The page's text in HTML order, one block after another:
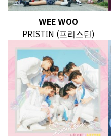
WEE WOO
PRISTIN (프리스틴)